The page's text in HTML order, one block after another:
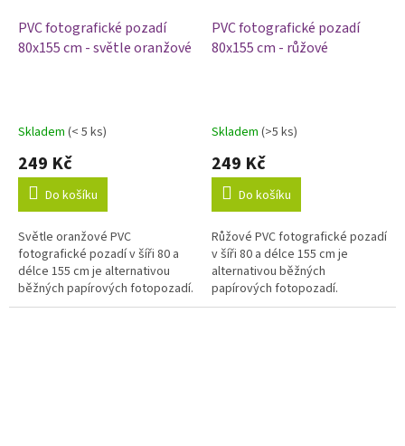
PVC fotografické pozadí
80x155 cm - světle oranžové
Skladem (< 5 ks)
249 Kč
Do košíku
Světle oranžové PVC
fotografické pozadí v šíři 80 a
délce 155 cm je alternativou
běžných papírových fotopozadí.
Výhodou vinylových fotopozadí
PVC fotografické pozadí
80x155 cm - růžové
Skladem (>5 ks)
249 Kč
Do košíku
Růžové PVC fotografické pozadí
v šíři 80 a délce 155 cm je
alternativou běžných
papírových fotopozadí.
Výhodou vinylových fotopozadí